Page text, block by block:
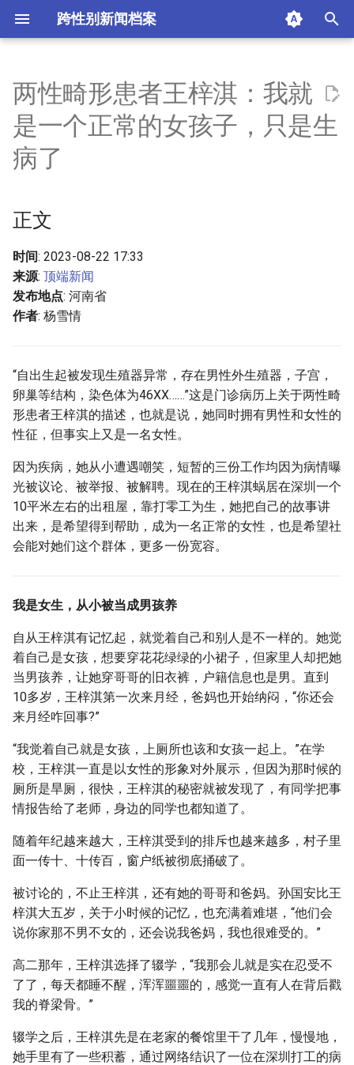
跨性别新闻档案
n
i
t
i
i
z
s
e
r
c
正文
摘要与附加信息
两性畸形患者王梓淇：我就
是一个正常的女孩子，只是生
病了
正文
时间: 2023-08-22 17:33
来源: 顶端新闻
发布地点: 河南省
作者: 杨雪情
“自出生起被发现生殖器异常，存在男性外生殖器，子宫，
卵巢等结构，染色体为46XX……”这是门诊病历上关于两性畸
形患者王梓淇的描述，也就是说，她同时拥有男性和女性的
性征，但事实上又是一名女性。
因为疾病，她从小遭遇嘲笑，短暂的三份工作均因为病情曝
光被议论、被举报、被解聘。现在的王梓淇蜗居在深圳一个
10平米左右的出租屋，靠打零工为生，她把自己的故事讲
出来，是希望得到帮助，成为一名正常的女性，也是希望社
会能对她们这个群体，更多一份宽容。
我是女生，从小被当成男孩养
自从王梓淇有记忆起，就觉着自己和别人是不一样的。她觉
着自己是女孩，想要穿花花绿绿的小裙子，但家里人却把她
当男孩养，让她穿哥哥的旧衣裤，户籍信息也是男。直到
10多岁，王梓淇第一次来月经，爸妈也开始纳闷，“你还会
来月经咋回事?”
“我觉着自己就是女孩，上厕所也该和女孩一起上。”在学
校，王梓淇一直是以女性的形象对外展示，但因为那时候的
厕所是旱厕，很快，王梓淇的秘密就被发现了，有同学把事
情报告给了老师，身边的同学也都知道了。
随着年纪越来越大，王梓淇受到的排斥也越来越多，村子里
面一传十、十传百，窗户纸被彻底捅破了。
被讨论的，不止王梓淇，还有她的哥哥和爸妈。孙国安比王
梓淇大五岁，关于小时候的记忆，也充满着难堪，“他们会
说你家那不男不女的，还会说我爸妈，我也很难受的。”
高二那年，王梓淇选择了辍学，“我那会儿就是实在忍受不
了了，每天都睡不醒，浑浑噩噩的，感觉一直有人在背后戳
我的脊梁骨。”
辍学之后，王梓淇先是在老家的餐馆里干了几年，慢慢地，
她手里有了一些积蓄，通过网络结识了一位在深圳打工的病